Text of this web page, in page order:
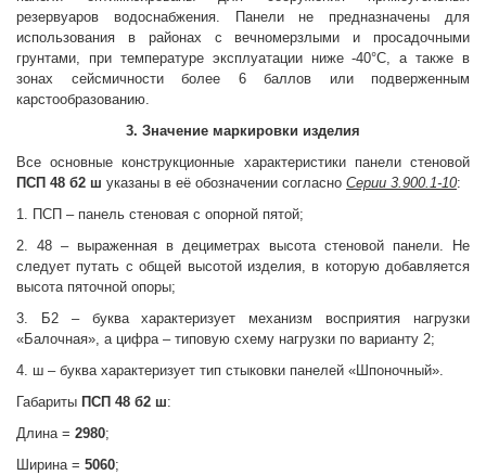
резервуаров водоснабжения. Панели не предназначены для
использования в районах с вечномерзлыми и просадочными
грунтами, при температуре эксплуатации ниже -40°С, а также в
зонах сейсмичности более 6 баллов или подверженным
карстообразованию.
3. Значение маркировки изделия
Все основные конструкционные характеристики панели стеновой
ПСП 48 б2 ш указаны в её обозначении согласно Серии 3.900.1-10:
1. ПСП – панель стеновая с опорной пятой;
2. 48 – выраженная в дециметрах высота стеновой панели. Не
следует путать с общей высотой изделия, в которую добавляется
высота пяточной опоры;
3. Б2 – буква характеризует механизм восприятия нагрузки
«Балочная», а цифра – типовую схему нагрузки по варианту 2;
4. ш – буква характеризует тип стыковки панелей «Шпоночный».
Габариты ПСП 48 б2 ш:
Длина = 2980;
Ширина = 5060;